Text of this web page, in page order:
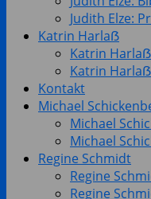
Judith Elze:
Katrin Harlaẞ
Katrin
Katrin
Kontakt
Michael
Michael
Michael
Regine Schmidt
Regine
Regine